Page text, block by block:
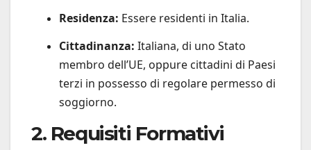
Residenza: Essere residenti in Italia.
Cittadinanza: Italiana, di uno Stato
membro dell’UE, oppure cittadini di Paesi
terzi in possesso di regolare permesso di
soggiorno.
2. Requisiti Formativi